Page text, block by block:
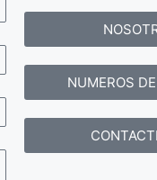
NUMEROS